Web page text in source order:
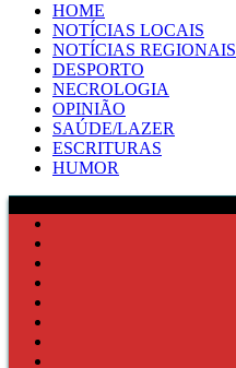
HOME
NOTÍCIAS LOCAIS
NOTÍCIAS REGIONAIS
DESPORTO
NECROLOGIA
OPINIÃO
SAÚDE/LAZER
ESCRITURAS
HUMOR